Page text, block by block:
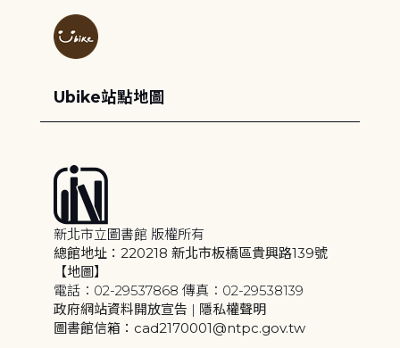
Ubike站點地圖
新北市立圖書館 版權所有
總館地址：220218 新北市板橋區貴興路139號
【地圖】
電話：02-29537868 傳真：02-29538139
政府網站資料開放宣告 | 隱私權聲明
圖書館信箱：cad2170001@ntpc.gov.tw